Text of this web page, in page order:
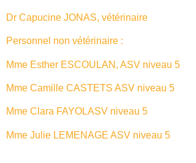
Dr Capucine JONAS, vétérinaire
Personnel non vétérinaire :
Mme Esther ESCOULAN, ASV niveau 5
Mme Camille CASTETS ASV niveau 5
Mme Clara FAYOLASV niveau 5
Mme Julie LEMENAGE ASV niveau 5